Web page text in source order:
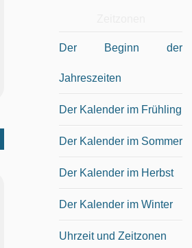
Der Beginn der
Jahreszeiten
Der Kalender im Frühling
Der Kalender im Sommer
Der Kalender im Herbst
Der Kalender im Winter
Uhrzeit und Zeitzonen